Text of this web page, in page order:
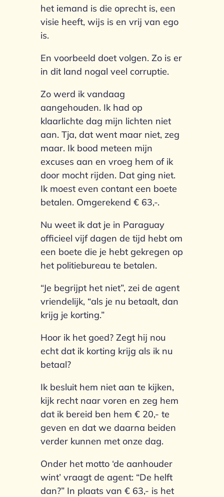
het iemand is die oprecht is, een
visie heeft, wijs is en vrij van ego
is.
En voorbeeld doet volgen. Zo is er
in dit land nogal veel corruptie.
Zo werd ik vandaag
aangehouden. Ik had op
klaarlichte dag mijn lichten niet
aan. Tja, dat went maar niet, zeg
maar. Ik bood meteen mijn
excuses aan en vroeg hem of ik
door mocht rijden. Dat ging niet.
Ik moest even contant een boete
betalen. Omgerekend € 63,-.
Nu weet ik dat je in Paraguay
officieel vijf dagen de tijd hebt om
een boete die je hebt gekregen op
het politiebureau te betalen.
“Je begrijpt het niet”, zei de agent
vriendelijk, “als je nu betaalt, dan
krijg je korting.”
Hoor ik het goed? Zegt hij nou
echt dat ik korting krijg als ik nu
betaal?
Ik besluit hem niet aan te kijken,
kijk recht naar voren en zeg hem
dat ik bereid ben hem € 20,- te
geven en dat we daarna beiden
verder kunnen met onze dag.
Onder het motto ‘de aanhouder
wint’ vraagt de agent: “De helft
dan?” In plaats van € 63,- is het